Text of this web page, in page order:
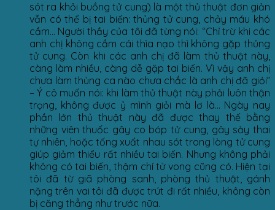
sót ra khỏi buồng tử cung) là một thủ thuật đơn giản
vẫn có thể bị tai biến: thủng tử cung, chảy máu khó
cầm… Người thầy của tôi đã từng nói: “Chỉ trừ khi các
anh chị không cầm cái thìa nạo thì không gặp thủng
tử cung. Còn khi các anh chị đã làm thủ thuật này,
càng làm nhiều, càng dễ gặp tai biến. Vì vậy anh chị
chưa làm thủng ca nào chưa chắc là anh chị đã giỏi”
– Ý cô muốn nói: khi làm thủ thuật này phải luôn thận
trọng, không được ỷ mình giỏi mà lơ là… Ngày nay
phần lớn thủ thuật này đã được thay thế bằng
những viên thuốc gây co bóp tử cung, gây sảy thai
tự nhiên, hoặc tống xuất nhau sót trong lòng tử cung
giúp giảm thiểu rất nhiều tai biến. Nhưng không phải
không có tai biến, thậm chí tử vong cũng có. Hiện tại
tôi đã từ giã phòng sanh, phòng thủ thuật, gánh
nặng trên vai tôi đã được trút đi rất nhiều, không còn
bị căng thẳng như trước nữa.